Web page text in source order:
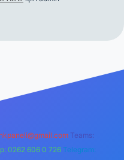
Teams:
0262 606 0 726 Telegram: